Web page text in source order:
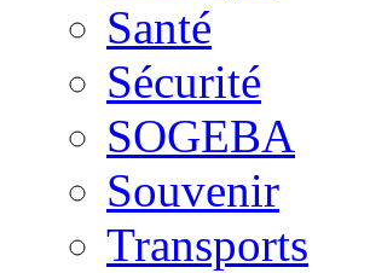
Santé
Sécurité
SOGEBA
Souvenir
Transports